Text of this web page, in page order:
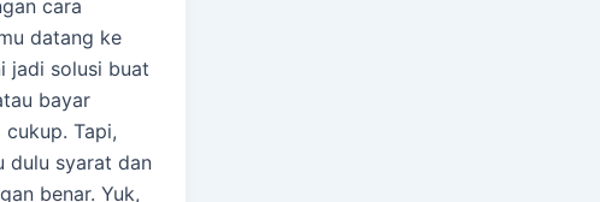
cara
datang ke
jadi solusi buat
bayar
Tapi,
dulu syarat dan
benar. Yuk,